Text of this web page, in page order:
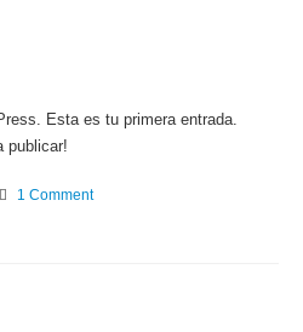
Esta es tu primera entrada.
publicar!
1 Comment